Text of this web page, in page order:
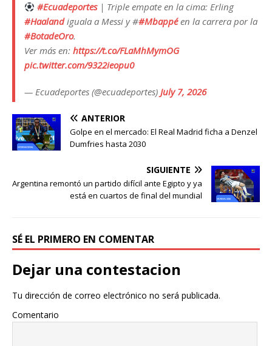
#Ecuadeportes| Triple empate en la cima: Erling
#Haalandiguala a Messi y ##Mbappéen la carrera por la
#BotadeOro.
Ver más en: https://t.co/FLaMhMymOG
pic.twitter.com/9322ieopu0
— Ecuadeportes (@ecuadeportes) July 7, 2026
ANTERIOR
Golpe en el mercado: El Real Madrid ficha a Denzel
Dumfries hasta 2030
SIGUIENTE
Argentina remontó un partido difícil ante Egipto y ya
está en cuartos de final del mundial
SÉ EL PRIMERO EN COMENTAR
Dejar una contestacion
Tu dirección de correo electrónico no será publicada.
Comentario